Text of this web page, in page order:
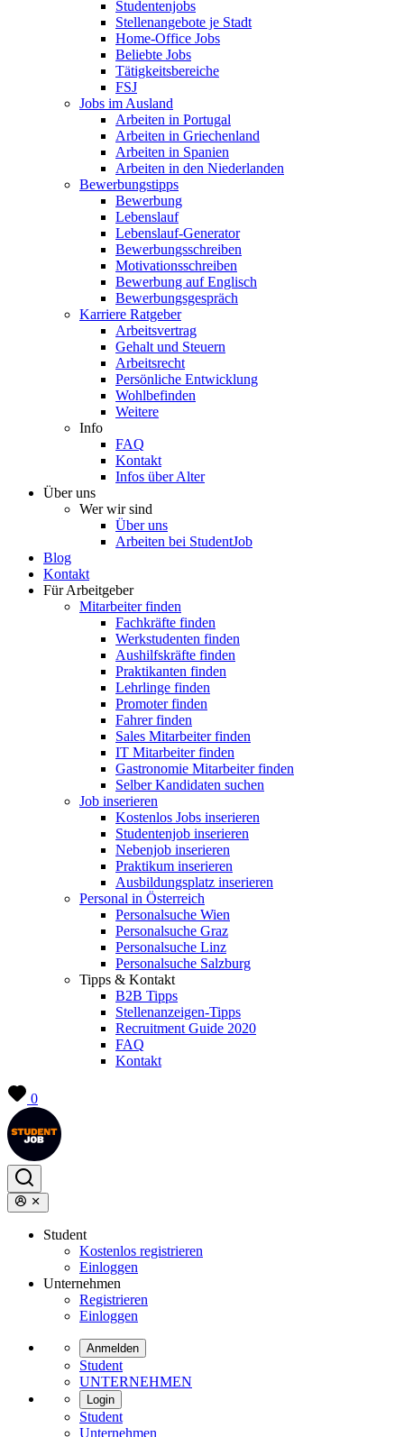
Studentenjobs
Stellenangebote je Stadt
Home-Office Jobs
Beliebte Jobs
Tätigkeitsbereiche
FSJ
Jobs im Ausland
Arbeiten in Portugal
Arbeiten in Griechenland
Arbeiten in Spanien
Arbeiten in den Niederlanden
Bewerbungstipps
Bewerbung
Lebenslauf
Lebenslauf-Generator
Bewerbungsschreiben
Motivationsschreiben
Bewerbung auf Englisch
Bewerbungsgespräch
Karriere Ratgeber
Arbeitsvertrag
Gehalt und Steuern
Arbeitsrecht
Persönliche Entwicklung
Wohlbefinden
Weitere
Info
FAQ
Kontakt
Infos über Alter
Über uns
Wer wir sind
Über uns
Arbeiten bei StudentJob
Blog
Kontakt
Für Arbeitgeber
Mitarbeiter finden
Fachkräfte finden
Werkstudenten finden
Aushilfskräfte finden
Praktikanten finden
Lehrlinge finden
Promoter finden
Fahrer finden
Sales Mitarbeiter finden
IT Mitarbeiter finden
Gastronomie Mitarbeiter finden
Selber Kandidaten suchen
Job inserieren
Kostenlos Jobs inserieren
Studentenjob inserieren
Nebenjob inserieren
Praktikum inserieren
Ausbildungsplatz inserieren
Personal in Österreich
Personalsuche Wien
Personalsuche Graz
Personalsuche Linz
Personalsuche Salzburg
Tipps & Kontakt
B2B Tipps
Stellenanzeigen-Tipps
Recruitment Guide 2020
FAQ
Kontakt
0
Student
Kostenlos registrieren
Einloggen
Unternehmen
Registrieren
Einloggen
Anmelden
Student
UNTERNEHMEN
Login
Student
Unternehmen